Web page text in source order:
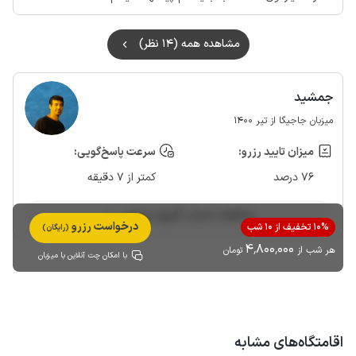
مشاهده همه (14 نظر)
جمشید
میزبان جاجیگا از تیر 1400
میزان تایید رزرو:
76 درصد
سرعت پاسخ‌گویی:
کمتر از 7 دقیقه
مشاهده حساب کاربری میزبان
10% تخفیف از 10 شب
هر شب از 4٬800٬000 تومان
درخواست رزرو (رایگان)
با امکان چت آنلاین با میزبان
اقامتگاه‌های مشابه